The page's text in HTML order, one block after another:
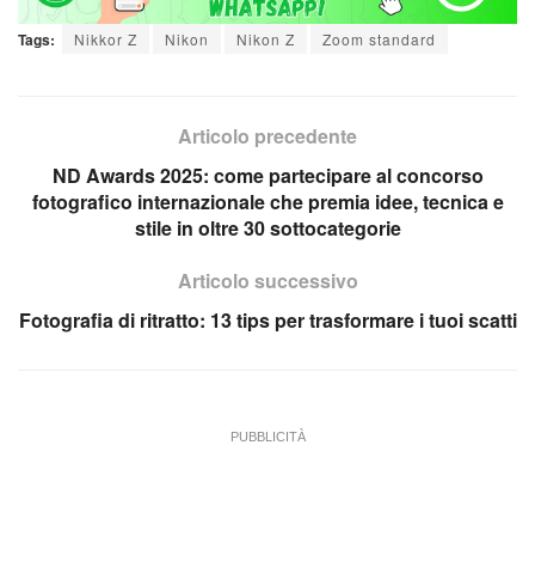
Tags: Nikkor Z Nikon Nikon Z Zoom standard
Articolo precedente
ND Awards 2025: come partecipare al concorso
fotografico internazionale che premia idee, tecnica e
stile in oltre 30 sottocategorie
Articolo successivo
Fotografia di ritratto: 13 tips per trasformare i tuoi scatti
PUBBLICITÀ